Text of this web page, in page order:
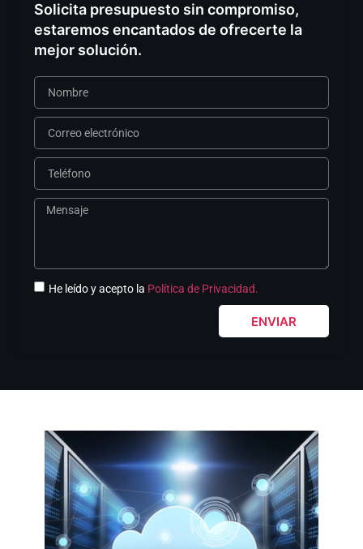
Solicita presupuesto sin compromiso,
estaremos encantados de ofrecerte la
mejor solución.
He leído y acepto la Política de Privacidad.
ENVIAR